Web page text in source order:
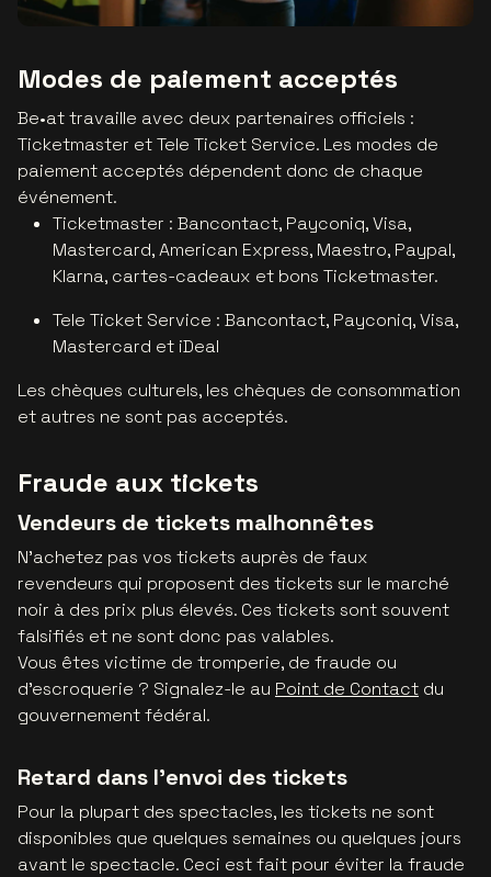
Modes de paiement acceptés
Be•at travaille avec deux partenaires officiels :
Ticketmaster et Tele Ticket Service. Les modes de
paiement acceptés dépendent donc de chaque
événement.
Ticketmaster : Bancontact, Payconiq, Visa,
Mastercard, American Express, Maestro, Paypal,
Klarna, cartes-cadeaux et bons Ticketmaster.
Tele Ticket Service : Bancontact, Payconiq, Visa,
Mastercard et iDeal
Les chèques culturels, les chèques de consommation
et autres ne sont pas acceptés.
Fraude aux tickets
Vendeurs de tickets malhonnêtes
N'achetez pas vos tickets auprès de faux
revendeurs qui proposent des tickets sur le marché
noir à des prix plus élevés. Ces tickets sont souvent
falsifiés et ne sont donc pas valables.
Vous êtes victime de tromperie, de fraude ou
d'escroquerie ? Signalez-le au Point de Contact du
gouvernement fédéral.
Retard dans l'envoi des tickets
Pour la plupart des spectacles, les tickets ne sont
disponibles que quelques semaines ou quelques jours
avant le spectacle. Ceci est fait pour éviter la fraude